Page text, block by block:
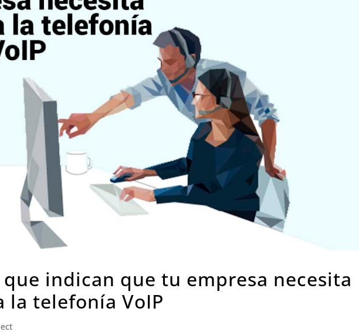
que indican que tu empresa necesita
la telefonía VoIP